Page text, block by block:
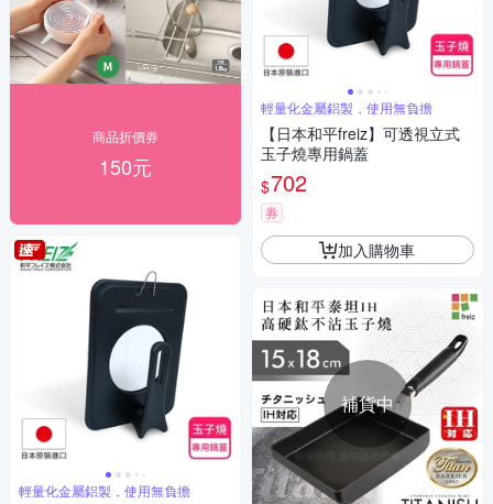
商品折價券
150元
輕量化金屬鋁製，使用無負擔
輕量化金屬鋁製，使用無負擔
【日本和平freiz】可透視立式
玉子燒專用鍋蓋
$702
券
加入購物車
補貨中